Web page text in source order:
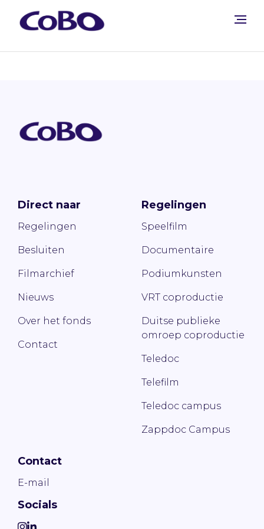
Direct naar
Regelingen
Besluiten
Filmarchief
Nieuws
Over het fonds
Contact
Regelingen
Speelfilm
Documentaire
Podiumkunsten
VRT coproductie
Duitse publieke
omroep coproductie
Teledoc
Telefilm
Teledoc campus
Zappdoc Campus
Contact
E-mail
Socials